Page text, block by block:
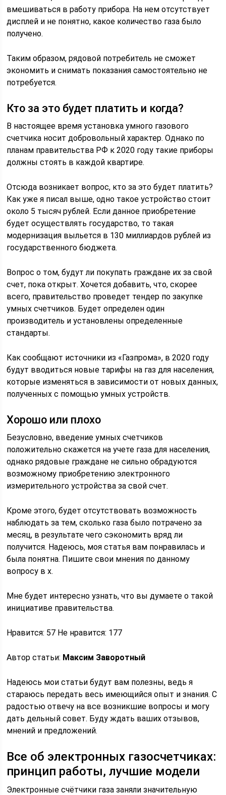
вмешиваться в работу прибора. На нем отсутствует
дисплей и не понятно, какое количество газа было
получено.
Таким образом, рядовой потребитель не сможет
экономить и снимать показания самостоятельно не
потребуется.
Кто за это будет платить и когда?
В настоящее время установка умного газового
счетчика носит добровольный характер. Однако по
планам правительства РФ к 2020 году такие приборы
должны стоять в каждой квартире.
Отсюда возникает вопрос, кто за это будет платить?
Как уже я писал выше, одно такое устройство стоит
около 5 тысяч рублей. Если данное приобретение
будет осуществлять государство, то такая
модернизация выльется в 130 миллиардов рублей из
государственного бюджета.
Вопрос о том, будут ли покупать граждане их за свой
счет, пока открыт. Хочется добавить, что, скорее
всего, правительство проведет тендер по закупке
умных счетчиков. Будет определен один
производитель и установлены определенные
стандарты.
Как сообщают источники из «Газпрома», в 2020 году
будут вводиться новые тарифы на газ для населения,
которые изменяться в зависимости от новых данных,
полученных с помощью умных устройств.
Хорошо или плохо
Безусловно, введение умных счетчиков
положительно скажется на учете газа для населения,
однако рядовые граждане не сильно обрадуются
возможному приобретению электронного
измерительного устройства за свой счет.
Кроме этого, будет отсутствовать возможность
наблюдать за тем, сколько газа было потрачено за
месяц, в результате чего сэкономить вряд ли
получится. Надеюсь, моя статья вам понравилась и
была понятна. Пишите свои мнения по данному
вопросу в х.
Мне будет интересно узнать, что вы думаете о такой
инициативе правительства.
Нравится: 57 Не нравится: 177
Автор статьи: Максим Заворотный
Надеюсь мои статьи будут вам полезны, ведь я
стараюсь передать весь имеющийся опыт и знания. С
радостью отвечу на все возникшие вопросы и могу
дать дельный совет. Буду ждать ваших отзывов,
мнений и предложений.
Все об электронных газосчетчиках:
принцип работы, лучшие модели
Электронные счётчики газа заняли значительную